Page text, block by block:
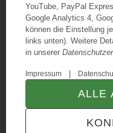
TECHNIK JTL-Shop
YouTube, PayPal
Google Analytics 4,
können die Einstellung
links unten). Weitere
in unserer
Impressum
ALLE